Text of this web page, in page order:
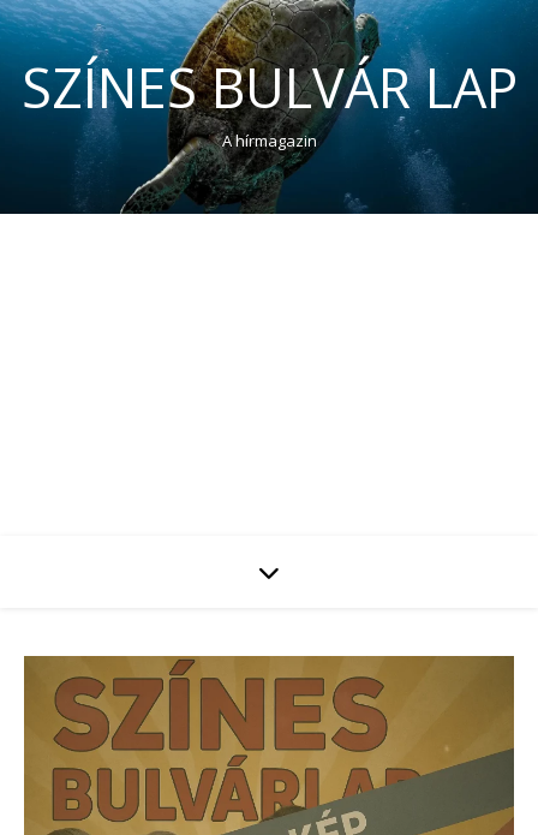
SZÍNES BULVÁR LAP
A hírmagazin